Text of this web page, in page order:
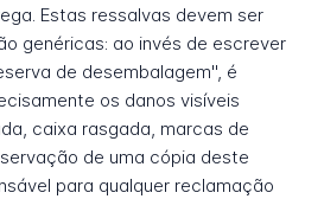
Estas ressalvas devem ser
genéricas: ao invés de escrever
de desembalagem", é
os danos visíveis
caixa rasgada, marcas de
de uma cópia deste
para qualquer reclamação